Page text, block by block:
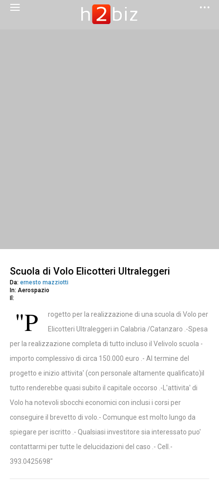
Scuola di Volo Elicotteri Ultraleggeri
Da: ernesto mazziotti
In: Aerospazio
Il:
"P
rogetto per la realizzazione di una scuola di Volo per
Elicotteri Ultraleggeri in Calabria /Catanzaro .-Spesa
per la realizzazione completa di tutto incluso il Velivolo scuola -
importo complessivo di circa 150.000 euro .- Al termine del
progetto e inizio attivita' (con personale altamente qualificato)il
tutto renderebbe quasi subito il capitale occorso .-L'attivita' di
Volo ha notevoli sbocchi economici con inclusi i corsi per
conseguire il brevetto di volo.- Comunque est molto lungo da
spiegare per iscritto .- Qualsiasi investitore sia interessato puo'
contattarmi per tutte le delucidazioni del caso .- Cell.-
393.0425698"